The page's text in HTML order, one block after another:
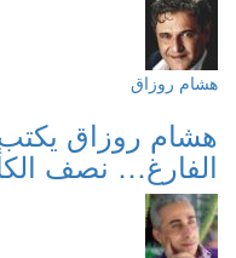
هشام روزاق
هشام روزاق
الفارغ… نصف